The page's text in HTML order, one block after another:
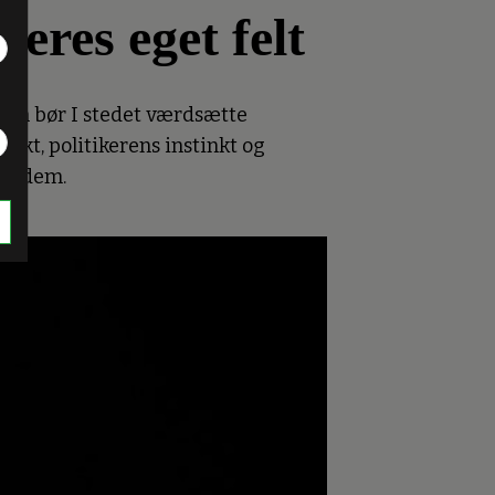
eget felt
bør I stedet værdsætte
politikerens instinkt og
dem.